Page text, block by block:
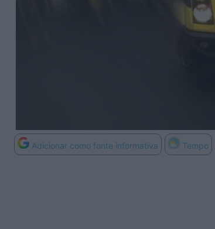
Adicionar como fonte informativa Tempo